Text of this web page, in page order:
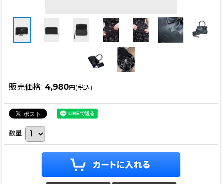
販売価格: 4,980円(税込)
数量: